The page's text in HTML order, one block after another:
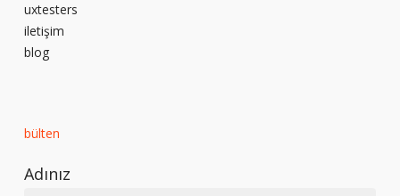
uxtesters
iletişim
blog
bülten
Adınız